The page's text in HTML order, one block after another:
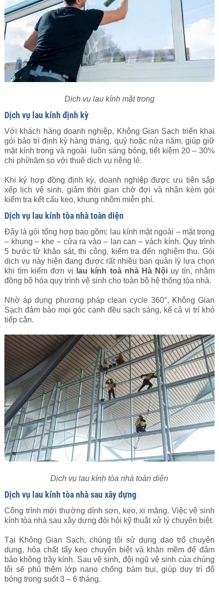
Dịch vụ lau kính mặt trong
Dịch vụ lau kính định kỳ
Với khách hàng doanh nghiệp, Không Gian Sạch triển khai
gói bảo trì định kỳ hàng tháng, quý hoặc nửa năm, giúp giữ
mặt kính trong và ngoài luôn sáng bóng, tiết kiệm 20 – 30%
chi phí/năm so với thuê dịch vụ riêng lẻ.
Khi ký hợp đồng định kỳ, doanh nghiệp được ưu tiên sắp
xếp lịch vệ sinh, giảm thời gian chờ đợi và nhận kèm gói
kiểm tra kết cấu keo, khung nhôm miễn phí.
Dịch vụ lau kính tòa nhà toàn diện
Đây là gói tổng hợp bao gồm: lau kính mặt ngoài – mặt trong
– khung – khe – cửa ra vào – lan can – vách kính. Quy trình
5 bước từ khảo sát, thi công, kiểm tra đến nghiệm thu. Gói
dịch vụ này hiện đang được rất nhiều ban quản lý lựa chọn
khi tìm kiếm đơn vị
lau kính toà nhà Hà Nộiuy tín, nhằm
đồng bộ hóa quy trình vệ sinh cho toàn bộ hệ thống tòa nhà.
Nhờ áp dụng phương pháp clean cycle 360°, Không Gian
Sạch đảm bảo mọi góc cạnh đều sạch sáng, kể cả vị trí khó
tiếp cận.
Dịch vụ lau kính tòa nhà toàn diện
Dịch vụ lau kính tòa nhà sau xây dựng
Công trình mới thường dính sơn, keo, xi măng. Việc vệ sinh
kính tòa nhà sau xây dựng đòi hỏi kỹ thuật xử lý chuyên biệt.
Tại Không Gian Sạch, chúng tôi sử dụng dao trổ chuyên
dụng, hóa chất tẩy keo chuyên biệt và khăn mềm để đảm
bảo không trầy kính. Sau vệ sinh, đội ngũ vệ sinh của chúng
tôi sẽ phủ thêm lớp nano chống bám bụi, giúp duy trì độ
bóng trong suốt 3 – 6 tháng.